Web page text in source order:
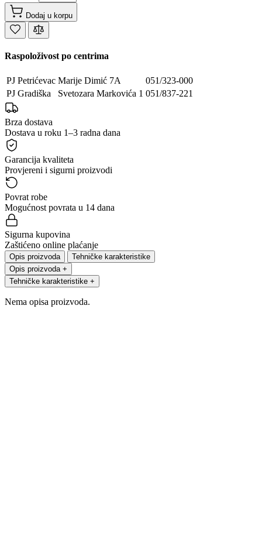
Dodaj u korpu
Raspoloživost po centrima
PJ Petrićevac Marije Dimić 7A
051/323-000
PJ Gradiška
Svetozara Markovića 1 051/837-221
Brza dostava
Dostava u roku 1–3 radna dana
Garancija kvaliteta
Provjereni i sigurni proizvodi
Povrat robe
Mogućnost povrata u 14 dana
Sigurna kupovina
Zaštićeno online plaćanje
Opis proizvoda
Tehničke karakteristike
Opis proizvoda +
Tehničke karakteristike +
Nema opisa proizvoda.